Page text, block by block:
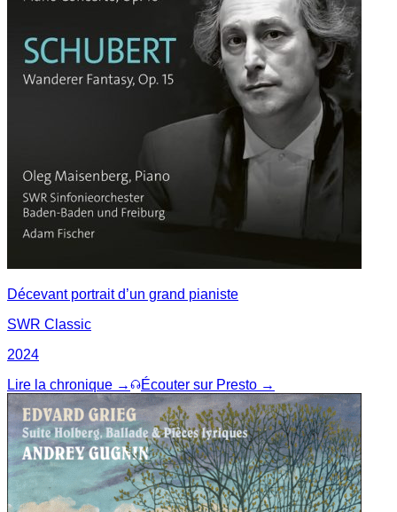
Décevant portrait d’un grand pianiste
SWR Classic
2024
Lire la chronique →
Écouter sur Presto →